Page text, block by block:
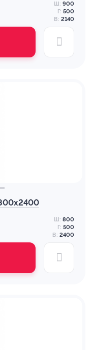
Ш: 900
Г: 500
В: 2140
Ш: 800
Г: 500
В: 2400